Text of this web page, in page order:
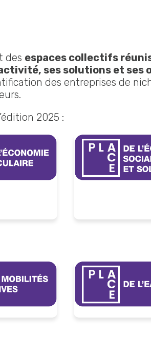
des espaces collectifs
ses solutions et ses
des entreprises de
2025 :